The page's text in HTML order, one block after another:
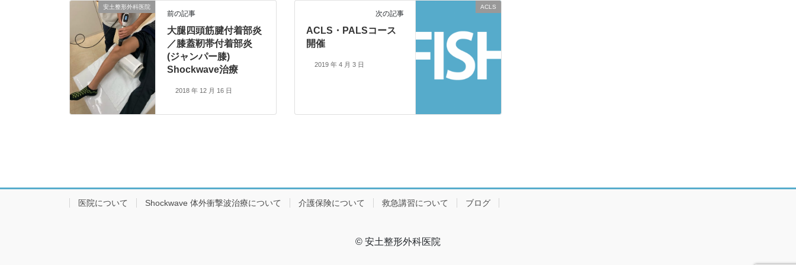
安土整形外科医院
前の記事
大腿四頭筋腱付着部炎
／膝蓋靭帯付着部炎
(ジャンパー膝)
Shockwave治療
2018 年 12 月 16 日
ACLS
次の記事
ACLS・PALSコース
開催
2019 年 4 月 3 日
医院について Shockwave 体外衝撃波治療について 介護保険について 救急講習について ブログ
© 安土整形外科医院